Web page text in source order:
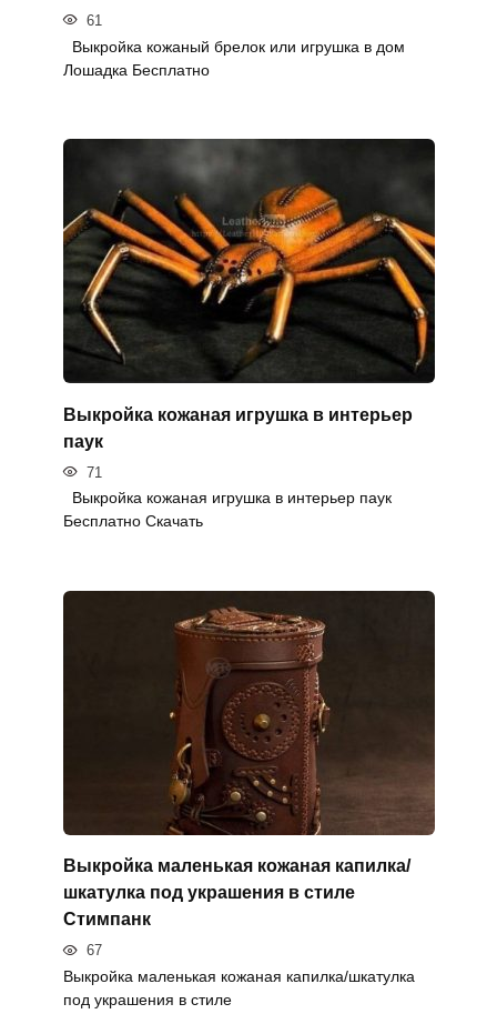
61
Выкройка кожаный брелок или игрушка в дом
Лошадка Бесплатно
Выкройка кожаная игрушка в интерьер
паук
71
Выкройка кожаная игрушка в интерьер паук
Бесплатно Скачать
Выкройка маленькая кожаная капилка/
шкатулка под украшения в стиле
Стимпанк
67
Выкройка маленькая кожаная капилка/шкатулка
под украшения в стиле